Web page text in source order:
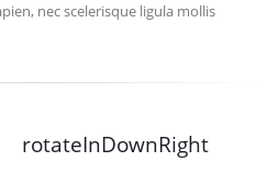
nec scelerisque ligula mollis
rotateInDownRight